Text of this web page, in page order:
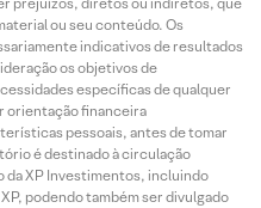
ou seu conteúdo. Os
indicativos de resultados
os objetivos de
específicas de qualquer
orientação financeira
pessoais, antes de tomar
é destinado à circulação
da XP Investimentos, incluindo
podendo também ser divulgado